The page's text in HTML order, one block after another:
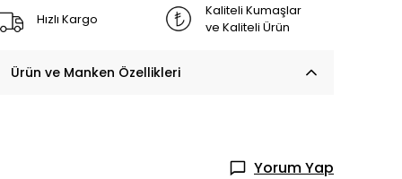
Hızlı Kargo
Kaliteli Kumaşlar
ve Kaliteli Ürün
Ürün ve Manken Özellikleri
Yorum Yap